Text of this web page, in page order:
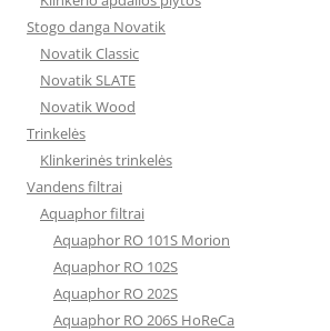
Stogo danga Novatik
Novatik Classic
Novatik SLATE
Novatik Wood
Trinkelės
Klinkerinės trinkelės
Vandens filtrai
Aquaphor filtrai
Aquaphor RO 101S Morion
Aquaphor RO 102S
Aquaphor RO 202S
Aquaphor RO 206S HoReCa